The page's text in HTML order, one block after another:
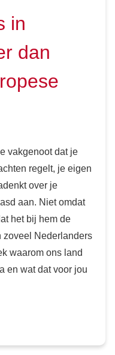
in
dan
vakgenoot dat je
regelt, je eigen
over je
aan. Niet omdat
het bij hem de
zoveel Nederlanders
waarom ons land
en wat dat voor jou